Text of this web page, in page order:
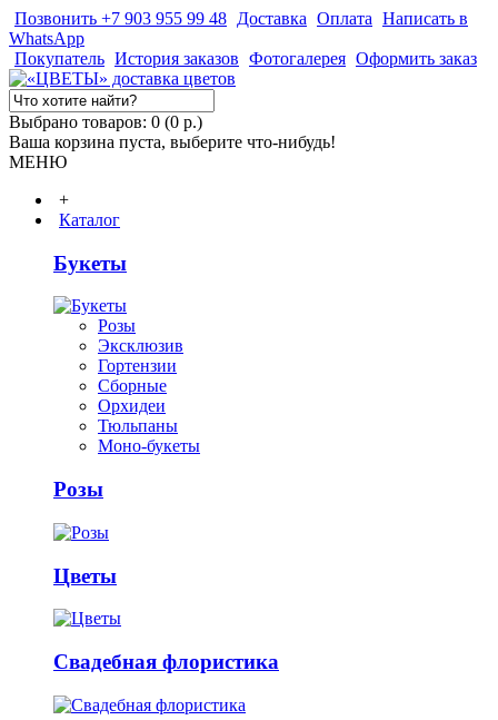
Позвонить +7 903 955 99 48 Доставка Оплата Написать в
WhatsApp
Покупатель История заказов Фотогалерея Оформить заказ
Выбрано товаров: 0 (0 р.)
Ваша корзина пуста, выберите что-нибудь!
МЕНЮ
+
Каталог
Букеты
Розы
Эксклюзив
Гортензии
Сборные
Орхидеи
Тюльпаны
Моно-букеты
Розы
Цветы
Свадебная флористика